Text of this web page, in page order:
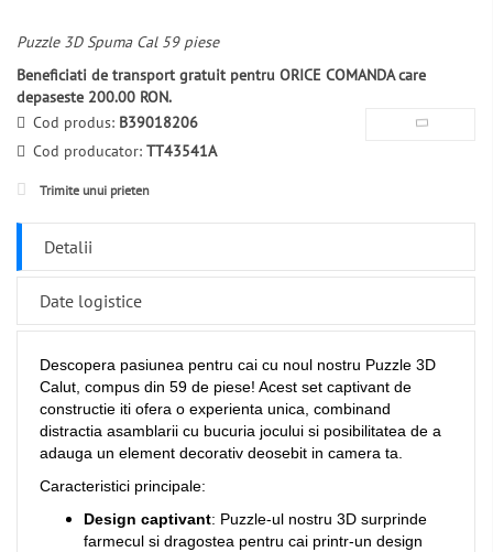
Puzzle 3D Spuma Cal 59 piese
Beneficiati de transport gratuit pentru ORICE COMANDA care
depaseste 200.00 RON.
Cod produs: B39018206
Cod producator: TT43541A
Trimite unui prieten
Detalii
Date logistice
Descopera pasiunea pentru cai cu noul nostru Puzzle 3D
Calut, compus din 59 de piese! Acest set captivant de
constructie iti ofera o experienta unica, combinand
distractia asamblarii cu bucuria jocului si posibilitatea de a
adauga un element decorativ deosebit in camera ta.
Caracteristici principale:
Design captivant: Puzzle-ul nostru 3D surprinde
farmecul si dragostea pentru cai printr-un design